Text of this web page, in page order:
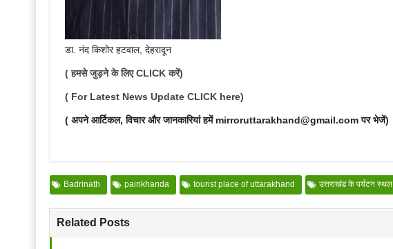
डा. नंद किशोर हटवाल, देहरादून
( हमसे जुड़ने के लिए CLICK करें)
( For Latest News Update CLICK here)
( अपने आर्टिकल, विचार और जानकारियां हमें mirroruttarakhand@gmail.com पर भेजें)
Badrinath painkhanda tourist place of uttarakhand उत्तराखंड के पर्यटन स्थल
Related Posts